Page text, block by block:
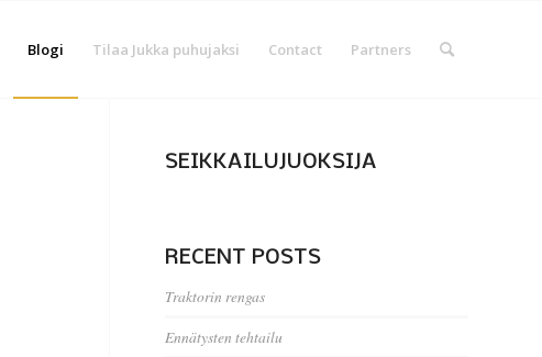
Blogi Tilaa Jukka puhujaksi Contact Partners
SEIKKAILUJUOKSIJA
RECENT POSTS
Traktorin rengas
Ennätysten tehtailu